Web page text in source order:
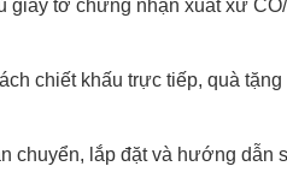
giấy tờ chứng nhận xuất xứ
chiết khấu trực tiếp, quà
chuyển, lắp đặt và hướng dẫn